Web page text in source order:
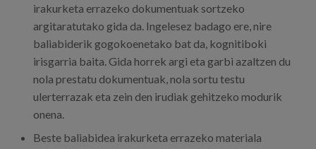
irakurketa errazeko dokumentuak sortzeko
argitaratutako gida da. Ingelesez badago ere, nire
baliabiderik gogokoenetako bat da, kognitiboki
irisgarria baita. Gida horrek argi eta garbi azaltzen du
nola prestatu dokumentuak, nola sortu testu
ulerterrazak eta zein den irudiak gehitzeko modurik
onena.
Beste baliabidea irakurketa errazeko materiala